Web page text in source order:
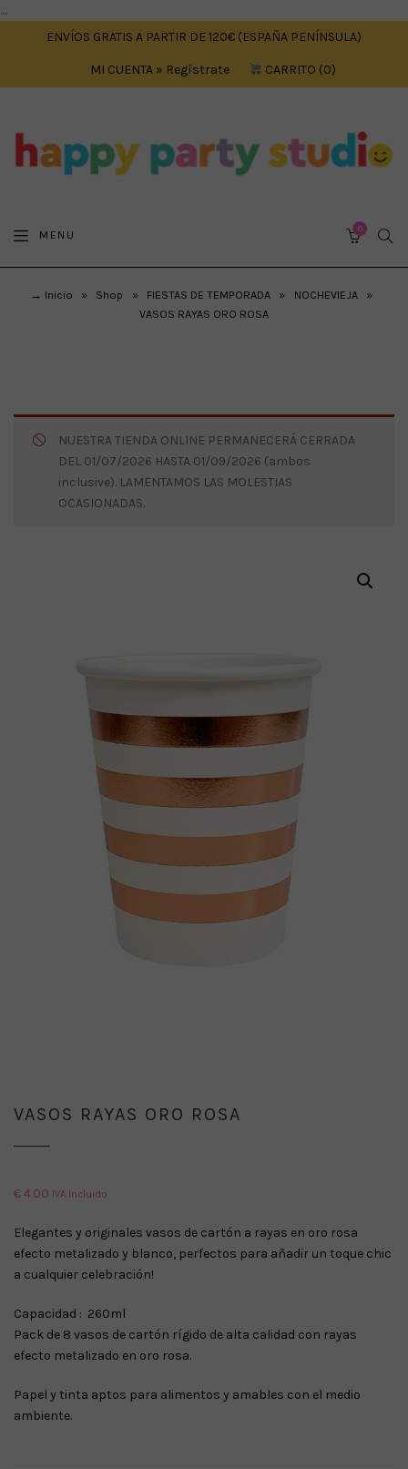
....
ENVÍOS GRATIS A PARTIR DE 120€ (ESPAÑA PENÍNSULA)
MI CUENTA » Regístrate CARRITO 0
MENU 0
→ Inicio » Shop » FIESTAS DE TEMPORADA » NOCHEVIEJA
»
VASOS RAYAS ORO ROSA
NUESTRA TIENDA ONLINE PERMANECERÁ CERRADA
DEL 01/07/2026 HASTA 01/09/2026 (ambos
inclusive). LAMENTAMOS LAS MOLESTIAS
OCASIONADAS.
VASOS RAYAS ORO ROSA
€4.00 IVA Incluido
Elegantes y originales vasos de cartón a rayas en oro rosa
efecto metalizado y blanco, perfectos para añadir un toque chic
a cualquier celebración!
Capacidad : 260ml
Pack de 8 vasos de cartón rígido de alta calidad con rayas
efecto metalizado en oro rosa.
Papel y tinta aptos para alimentos y amables con el medio
ambiente.